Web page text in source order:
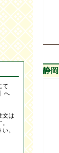
て
へ
文は
。
静